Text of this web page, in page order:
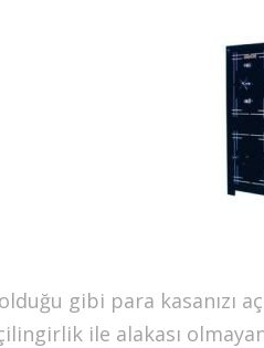
gibi para kasanızı
çilingirlik ile alakası